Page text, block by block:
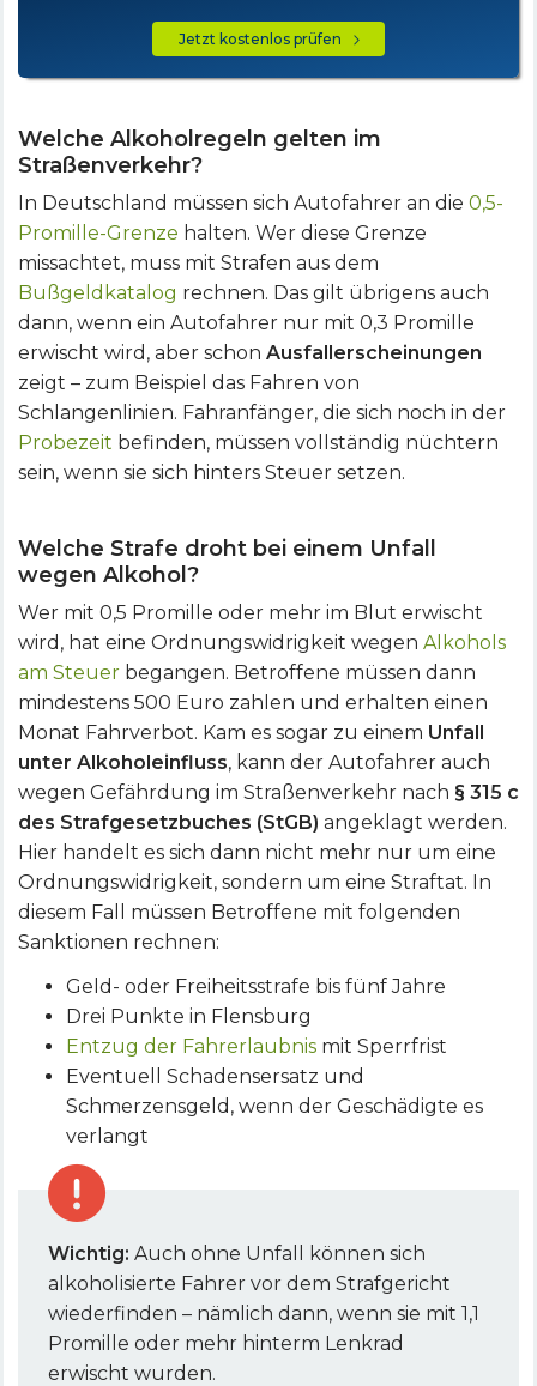
Jetzt kostenlos prüfen
Welche Alkoholregeln gelten im
Straßenverkehr?
In Deutschland müssen sich Autofahrer an die 0,5-
Promille-Grenze halten. Wer diese Grenze
missachtet, muss mit Strafen aus dem
Bußgeldkatalog rechnen. Das gilt übrigens auch
dann, wenn ein Autofahrer nur mit 0,3 Promille
erwischt wird, aber schon Ausfallerscheinungen
zeigt – zum Beispiel das Fahren von
Schlangenlinien. Fahranfänger, die sich noch in der
Probezeit befinden, müssen vollständig nüchtern
sein, wenn sie sich hinters Steuer setzen.
Welche Strafe droht bei einem Unfall
wegen Alkohol?
Wer mit 0,5 Promille oder mehr im Blut erwischt
wird, hat eine Ordnungswidrigkeit wegen Alkohols
am Steuer begangen. Betroffene müssen dann
mindestens 500 Euro zahlen und erhalten einen
Monat Fahrverbot. Kam es sogar zu einem Unfall
unter Alkoholeinfluss, kann der Autofahrer auch
wegen Gefährdung im Straßenverkehr nach § 315 c
des Strafgesetzbuches (StGB) angeklagt werden.
Hier handelt es sich dann nicht mehr nur um eine
Ordnungswidrigkeit, sondern um eine Straftat. In
diesem Fall müssen Betroffene mit folgenden
Sanktionen rechnen:
Geld- oder Freiheitsstrafe bis fünf Jahre
Drei Punkte in Flensburg
Entzug der Fahrerlaubnis mit Sperrfrist
Eventuell Schadensersatz und
Schmerzensgeld, wenn der Geschädigte es
verlangt
Wichtig: Auch ohne Unfall können sich
alkoholisierte Fahrer vor dem Strafgericht
wiederfinden – nämlich dann, wenn sie mit 1,1
Promille oder mehr hinterm Lenkrad
erwischt wurden.